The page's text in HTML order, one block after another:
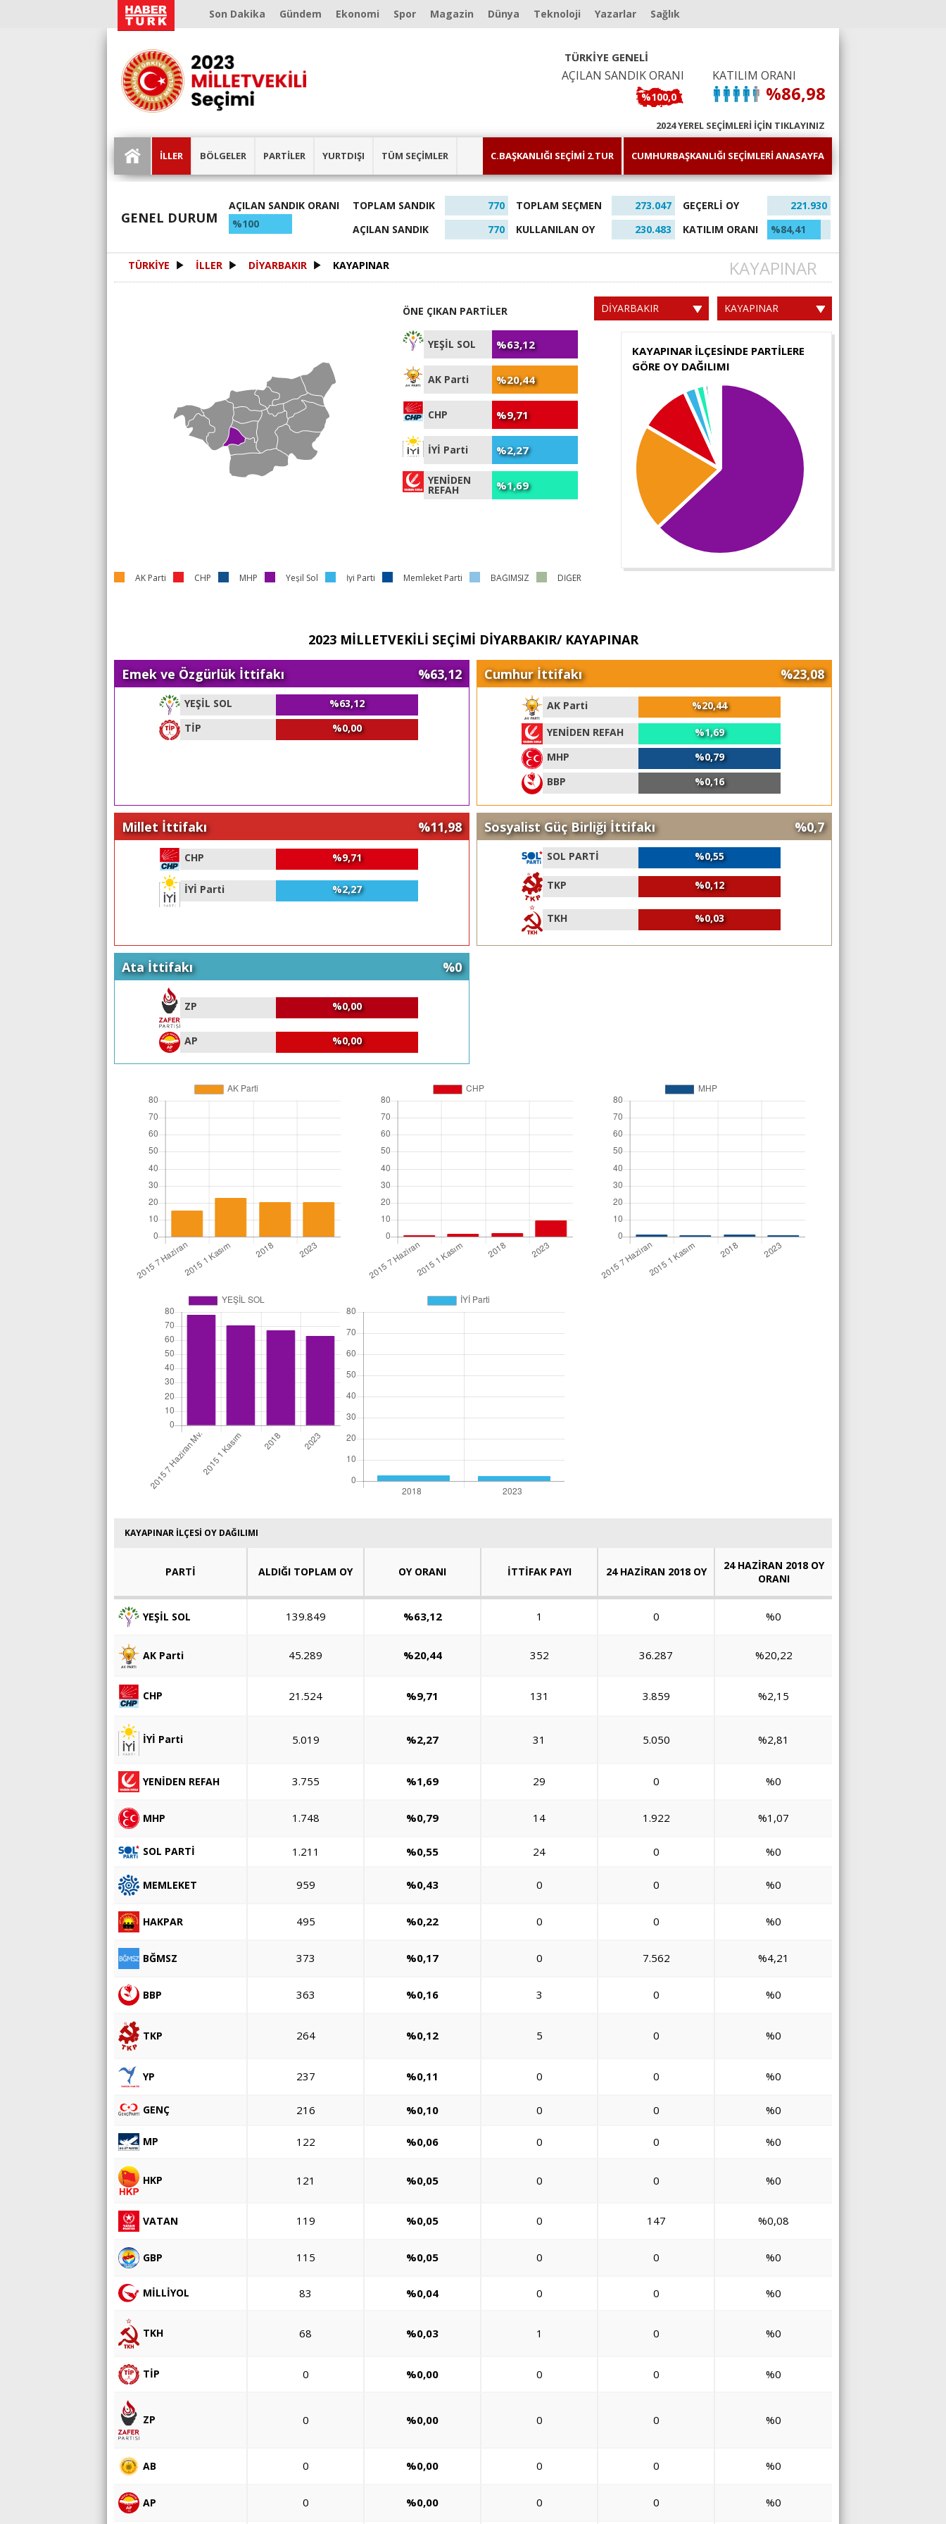
Son Dakika Gündem Ekonomi Spor Magazin Dünya Teknoloji Yazarlar Sağlık
TÜRKİYE GENELİ
AÇILAN SANDIK ORANI
%100,0
KATILIM ORANI
%86,98
2024 YEREL SEÇİMLERİ İÇİN TIKLAYINIZ
İLLER BÖLGELER PARTİLER YURTDIŞI TÜM SEÇİMLER C.BAŞKANLIĞI SEÇİMİ 2.TUR CUMHURBAŞKANLIĞI SEÇİMLERİ ANASAYFA
GENEL DURUM
AÇILAN SANDIK ORANI
%100
TOPLAM SANDIK
770
AÇILAN SANDIK
770
TOPLAM SEÇMEN
273.047
KULLANILAN OY
230.483
GEÇERLİ OY
221.930
KATILIM ORANI
%84,41
TÜRKİYE İLLER DİYARBAKIR KAYAPINAR KAYAPINAR
DİYARBAKIR KAYAPINAR
ÖNE ÇIKAN PARTİLER
YEŞİL SOL %63,12
AK Parti %20,44
CHP %9,71
İYİ Parti %2,27
YENİDEN
REFAH %1,69
KAYAPINAR İLÇESİNDE PARTİLERE
GÖRE OY DAĞILIMI
AK Parti CHP MHP Yeşil Sol İyi Parti Memleket Parti BAĞIMSIZ DİĞER
2023 MİLLETVEKİLİ SEÇİMİ DİYARBAKIR/ KAYAPINAR
Emek ve Özgürlük İttifakı %63,12
YEŞİL SOL
%63,12
TİP
%0,00
Cumhur İttifakı %23,08
AK Parti %20,44
YENİDEN REFAH
%1,69
MHP
%0,79
BBP
%0,16
Millet İttifakı %11,98
CHP %9,71
İYİ Parti %2,27
Sosyalist Güç Birliği İttifakı %0,7
SOL PARTİ %0,55
TKP %0,12
TKH %0,03
Ata İttifakı %0
ZP %0,00
AP %0,00
KAYAPINAR İLÇESİ OY DAĞILIMI
PARTİ ALDIĞI TOPLAM OY OY ORANI İTTİFAK PAYI 24 HAZİRAN 2018 OY
24 HAZİRAN 2018 OY
ORANI
YEŞİL SOL 139.849 %63,12 1 0 %0
AK Parti 45.289 %20,44 352 36.287 %20,22
CHP 21.524 %9,71 131 3.859 %2,15
İYİ Parti 5.019 %2,27 31 5.050 %2,81
YENİDEN REFAH 3.755 %1,69 29 0 %0
MHP 1.748 %0,79 14 1.922 %1,07
SOL PARTİ 1.211 %0,55 24 0 %0
MEMLEKET 959 %0,43 0 0 %0
HAKPAR 495 %0,22 0 0 %0
BĞMSZ 373 %0,17 0 7.562 %4,21
BBP 363 %0,16 3 0 %0
TKP 264 %0,12 5 0 %0
YP 237 %0,11 0 0 %0
GENÇ 216 %0,10 0 0 %0
MP 122 %0,06 0 0 %0
HKP 121 %0,05 0 0 %0
VATAN 119 %0,05 0 147 %0,08
GBP 115 %0,05 0 0 %0
MİLLİYOL 83 %0,04 0 0 %0
TKH 68 %0,03 1 0 %0
TİP 0 %0,00 0 0 %0
ZP 0 %0,00 0 0 %0
AB 0 %0,00 0 0 %0
AP 0 %0,00 0 0 %0